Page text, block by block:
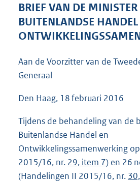
K
b
BRIEF VAN DE
BUITENLANDSE HANDEL
Aan de Voorzitter van de
Generaal
Den Haag, 18 februari 2016
Tijdens de behandeling van de
Buitenlandse Handel en
Ontwikkelingssamenwerking
2015/16, nr. 29, item 7) en 26
(Handelingen II 2015/16, nr.